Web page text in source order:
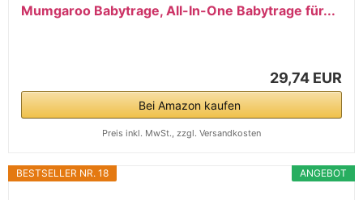
Mumgaroo Babytrage, All-In-One Babytrage für...
29,74 EUR
Bei Amazon kaufen
Preis inkl. MwSt., zzgl. Versandkosten
ANGEBOT
BESTSELLER NR. 18